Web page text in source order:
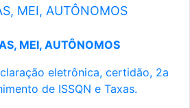
MEI, AUTÔNOMOS
MEI, AUTÔNOMOS
eletrônica, certidão, 2a
de ISSQN e Taxas.